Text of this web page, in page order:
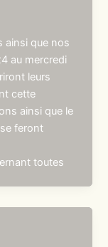
ainsi que nos
au mercredi
leurs
cette
ainsi que le
feront
toutes